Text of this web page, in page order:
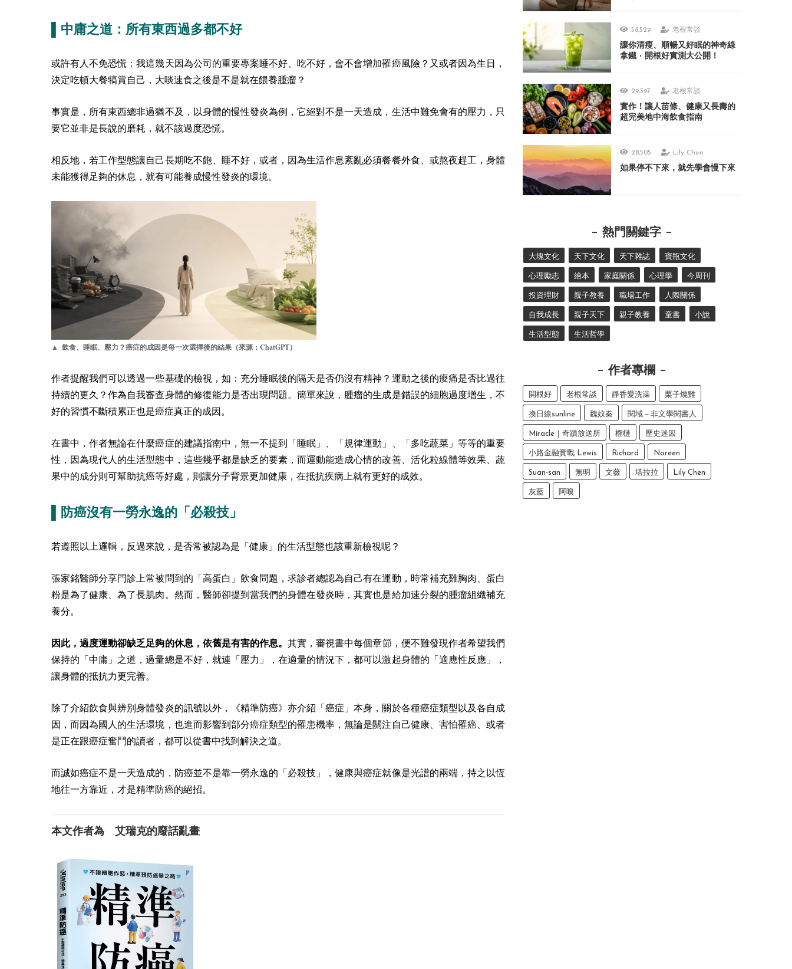
▌中庸之道：所有東西過多都不好
或許有人不免恐慌：我這幾天因為公司的重要專案睡不好、吃不好，會不會增加罹癌風險？又或者因為生日，
決定吃頓大餐犒賞自己，大啖速食之後是不是就在餵養腫瘤？
事實是，所有東西總非過猶不及，以身體的慢性發炎為例，它絕對不是一天造成，生活中難免會有的壓力，只
要它並非是長說的磨耗，就不該過度恐慌。
相反地，若工作型態讓自己長期吃不飽、睡不好，或者，因為生活作息紊亂必須餐餐外食、或熬夜趕工，身體
未能獲得足夠的休息，就有可能養成慢性發炎的環境。
▲ 飲食、睡眠、壓力？癌症的成因是每一次選擇後的結果（來源： ChatGPT）
作者提醒我們可以透過一些基礎的檢視，如：充分睡眠後的隔天是否仍沒有精神？運動之後的痠痛是否比過往
持續的更久？作為自我審查身體的修復能力是否出現問題。簡單來說，腫瘤的生成是錯誤的細胞過度增生，不
好的習慣不斷積累正也是癌症真正的成因。
在書中，作者無論在什麼癌症的建議指南中，無一不提到「睡眠」、「規律運動」、「多吃蔬菜」等等的重要
性，因為現代人的生活型態中，這些幾乎都是缺乏的要素，而運動能造成心情的改善、活化粒線體等效果、蔬
果中的成分則可幫助抗癌等好處，則讓分子背景更加健康，在抵抗疾病上就有更好的成效。
▌防癌沒有一勞永逸的「必殺技」
若遵照以上邏輯，反過來說，是否常被認為是「健康」的生活型態也該重新檢視呢？
張家銘醫師分享門診上常被問到的「高蛋白」飲食問題，求診者總認為自己有在運動，時常補充雞胸肉、蛋白
粉是為了健康、為了長肌肉。然而，醫師卻提到當我們的身體在發炎時，其實也是給加速分裂的腫瘤組織補充
養分。
因此，過度運動卻缺乏足夠的休息，依舊是有害的作息。其實，審視書中每個章節，便不難發現作者希望我們
保持的「中庸」之道，過量總是不好，就連「壓力」，在適量的情況下，都可以激起身體的「適應性反應」，
讓身體的抵抗力更完善。
除了介紹飲食與辨別身體發炎的訊號以外，《精準防癌》亦介紹「癌症」本身，關於各種癌症類型以及各自成
因，而因為國人的生活環境，也進而影響到部分癌症類型的罹患機率，無論是關注自己健康、害怕罹癌、或者
是正在跟癌症奮鬥的讀者，都可以從書中找到解決之道。
而誠如癌症不是一天造成的，防癌並不是靠一勞永逸的「必殺技」，健康與癌症就像是光譜的兩端，持之以恆
地往一方靠近，才是精準防癌的絕招。
本文作者為 艾瑞克的廢話亂畫
58,529 老根常談
讓你清瘦、順暢又好眠的神奇綠
拿鐵 ‧ 開根好實測大公開！
29,397 老根常談
實作！讓人苗條、健康又長壽的
超完美地中海飲食指南
28,505 Lily Chen
如果停不下來，就先學會慢下來
熱門關鍵字
大塊文化 天下文化 天下雜誌 寶瓶文化
心理勵志 繪本 家庭關係 心理學 今周刊
投資理財 親子教養 職場工作 人際關係
自我成長 親子天下 親子教養 童書 小說
生活型態 生活哲學
作者專欄
開根好 老根常談 靜香愛洗澡 栗子燒雞
換日線sunline 魏妏秦 閱域－非文學閱書人
Miracle｜奇蹟放送所 榴槤 歷史迷因
小路金融實戰 Lewis Richard Noreen
Suan-san 無明 文薇 塔拉拉 Lily Chen
灰藍 阿嗅